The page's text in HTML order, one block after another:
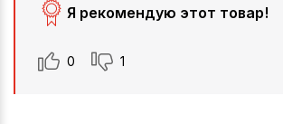
Я рекомендую этот товар!
0 1